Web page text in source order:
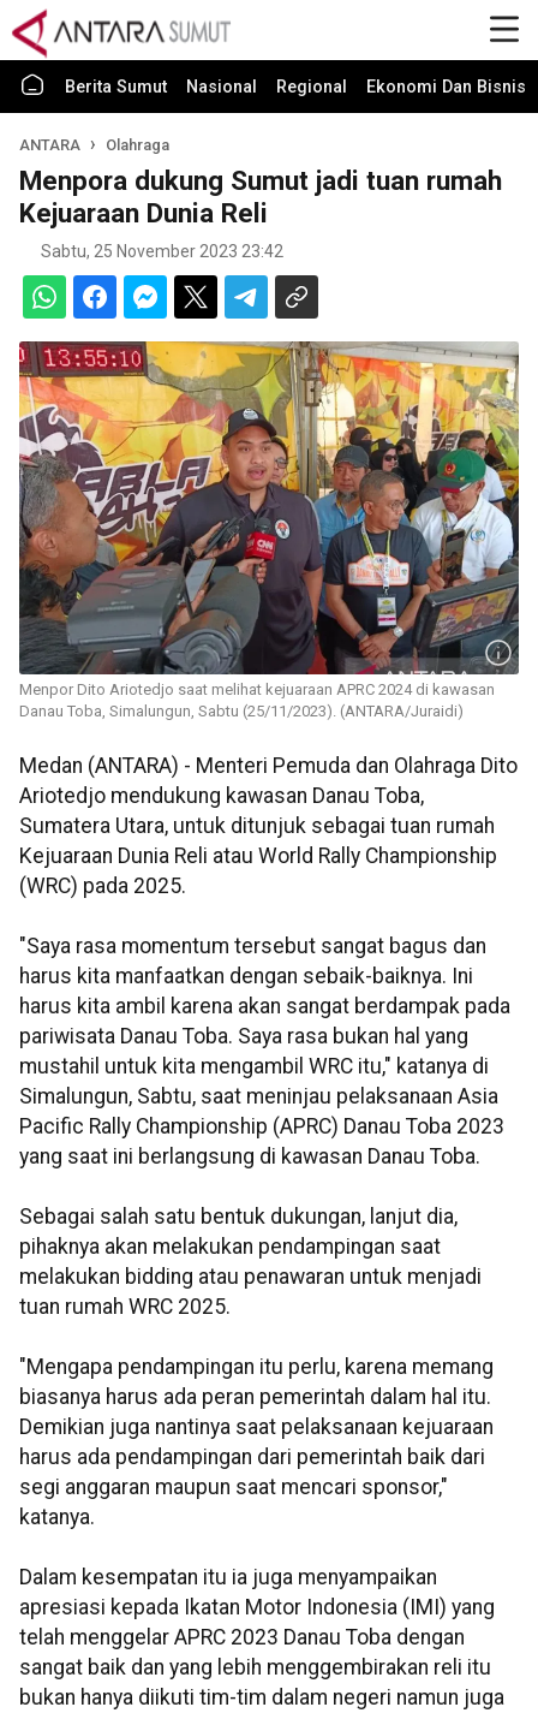
Berita Sumut Nasional Regional Ekonomi Dan Bisnis
ANTARA Olahraga
Menpora dukung Sumut jadi tuan rumah
Kejuaraan Dunia Reli
Sabtu, 25 November 2023 23:42
Menpor Dito Ariotedjo saat melihat kejuaraan APRC 2024 di kawasan
Danau Toba, Simalungun, Sabtu (25/11/2023). (ANTARA/Juraidi)
Medan (ANTARA) - Menteri Pemuda dan Olahraga Dito
Ariotedjo mendukung kawasan Danau Toba,
Sumatera Utara, untuk ditunjuk sebagai tuan rumah
Kejuaraan Dunia Reli atau World Rally Championship
(WRC) pada 2025.
"Saya rasa momentum tersebut sangat bagus dan
harus kita manfaatkan dengan sebaik-baiknya. Ini
harus kita ambil karena akan sangat berdampak pada
pariwisata Danau Toba. Saya rasa bukan hal yang
mustahil untuk kita mengambil WRC itu," katanya di
Simalungun, Sabtu, saat meninjau pelaksanaan Asia
Pacific Rally Championship (APRC) Danau Toba 2023
yang saat ini berlangsung di kawasan Danau Toba.
Sebagai salah satu bentuk dukungan, lanjut dia,
pihaknya akan melakukan pendampingan saat
melakukan bidding atau penawaran untuk menjadi
tuan rumah WRC 2025.
"Mengapa pendampingan itu perlu, karena memang
biasanya harus ada peran pemerintah dalam hal itu.
Demikian juga nantinya saat pelaksanaan kejuaraan
harus ada pendampingan dari pemerintah baik dari
segi anggaran maupun saat mencari sponsor,"
katanya.
Dalam kesempatan itu ia juga menyampaikan
apresiasi kepada Ikatan Motor Indonesia (IMI) yang
telah menggelar APRC 2023 Danau Toba dengan
sangat baik dan yang lebih menggembirakan reli itu
bukan hanya diikuti tim-tim dalam negeri namun juga